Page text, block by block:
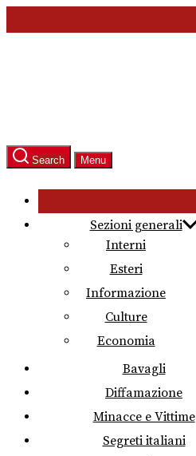
to
Search Menu
Sezioni generali
Interni
Esteri
Informazione
Culture
Economia
Bavagli
Diffamazione
Minacce e Vittime
Segreti italiani